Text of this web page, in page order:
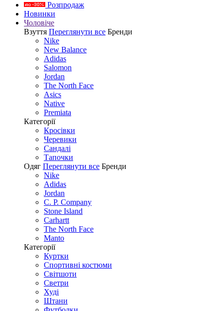
Розпродаж
Новинки
Чоловіче
Взуття Переглянути все Бренди
Nike
New Balance
Adidas
Salomon
Jordan
The North Face
Asics
Native
Premiata
Категорії
Кросівки
Черевики
Сандалі
Tапочки
Одяг Переглянути все Бренди
Nike
Adidas
Jordan
C. P. Company
Stone Island
Carhartt
The North Face
Manto
Категорії
Куртки
Спортивні костюми
Світшоти
Светри
Худі
Штани